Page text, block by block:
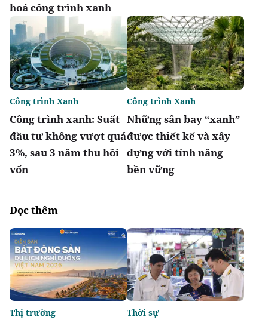
hoá công trình xanh
Công trình xanh: Suất
đầu tư không vượt quá
3%, sau 3 năm thu hồi
vốn
Công trình Xanh
Những sân bay “xanh”
được thiết kế và xây
dựng với tính năng
bền vững
Công trình Xanh
Đọc thêm
Thị trường Thời sự